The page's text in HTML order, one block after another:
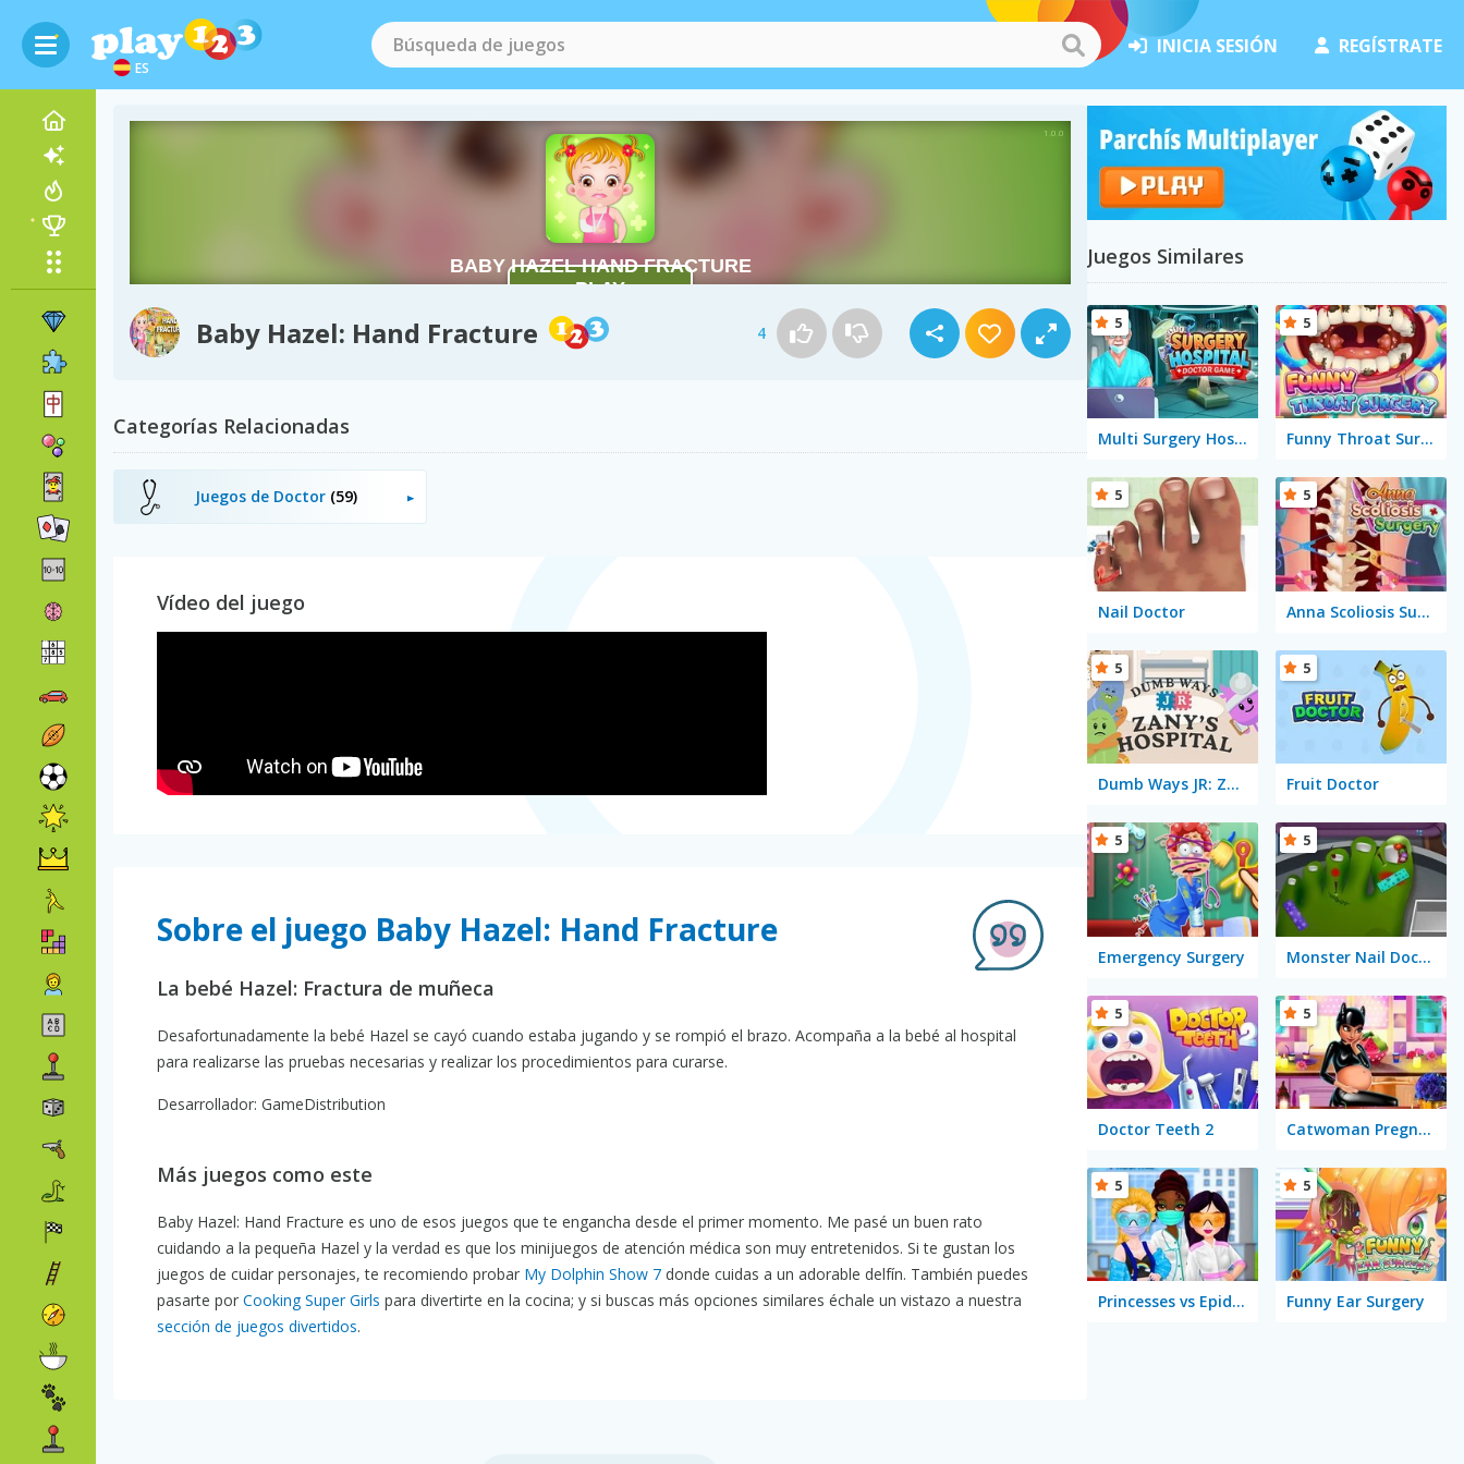
ES
INICIA SESIÓN REGÍSTRATE
Baby Hazel: Hand Fracture 4
Categorías Relacionadas
Juegos de Doctor (59)
Vídeo del juego
Sobre el juego Baby Hazel: Hand Fracture
La bebé Hazel: Fractura de muñeca
Desafortunadamente la bebé Hazel se cayó cuando estaba jugando y se rompió el brazo. Acompaña a la bebé al hospital
para realizarse las pruebas necesarias y realizar los procedimientos para curarse.
Desarrollador: GameDistribution
Más juegos como este
Baby Hazel: Hand Fracture es uno de esos juegos que te engancha desde el primer momento. Me pasé un buen rato
cuidando a la pequeña Hazel y la verdad es que los minijuegos de atención médica son muy entretenidos. Si te gustan los
juegos de cuidar personajes, te recomiendo probar My Dolphin Show 7 donde cuidas a un adorable delfín. También puedes
pasarte por Cooking Super Girls para divertirte en la cocina; y si buscas más opciones similares échale un vistazo a nuestra
sección de juegos divertidos.
Juegos Similares
Multi Surgery Hospital: Doctor Game
5
Funny Throat Surgery
5
Nail Doctor
5
Anna Scoliosis Surgery
5
Dumb Ways JR: Zany's Hospital
5
Fruit Doctor
5
Emergency Surgery
5
Monster Nail Doctor
5
Doctor Teeth 2
5
Catwoman Pregnant
5
Princesses vs Epidemic
5
Funny Ear Surgery
5